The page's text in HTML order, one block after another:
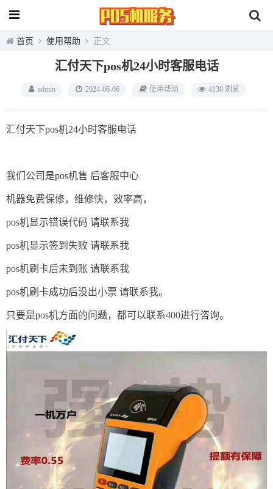
首页 使用帮助 正文
汇付天下pos机24小时客服电话
admin 2024-06-06 使用帮助 4130 浏览
汇付天下pos机24小时客服电话
我们公司是pos机售 后客服中心
机器免费保修，维修快，效率高，
pos机显示错误代码 请联系我
pos机显示签到失败 请联系我
pos机刷卡后未到账 请联系我
pos机刷卡成功后没出小票 请联系我。
只要是pos机方面的问题，都可以联系400进行咨询。